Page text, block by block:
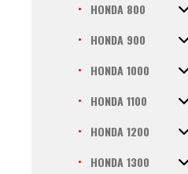
HONDA 800
HONDA 900
HONDA 1000
HONDA 1100
HONDA 1200
HONDA 1300